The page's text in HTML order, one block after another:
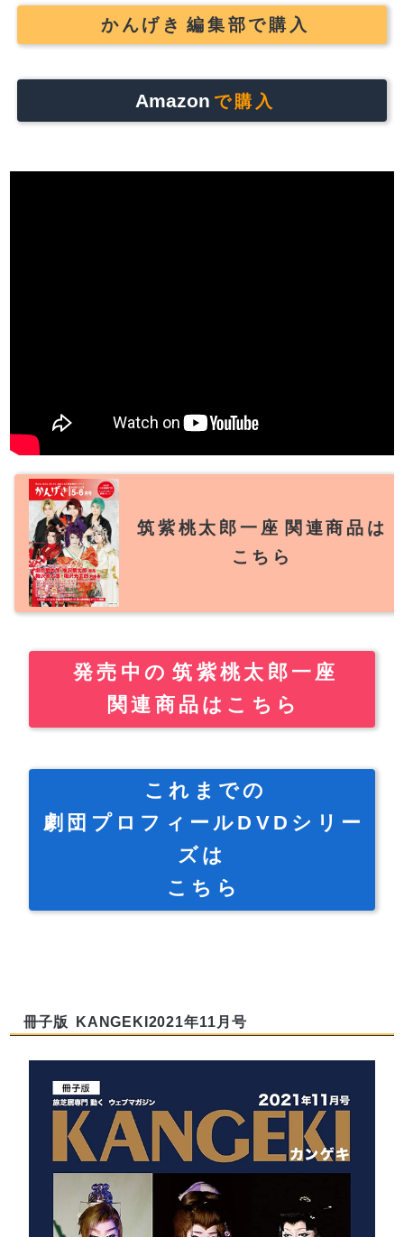
かんげき 編集部で購入
Amazon で購入
筑紫桃太郎一座 関連商品は
こちら
発売中の 筑紫桃太郎一座
関連商品はこちら
これまでの
劇団プロフィールDVDシリー
ズは
こちら
冊子版 KANGEKI2021年11月号